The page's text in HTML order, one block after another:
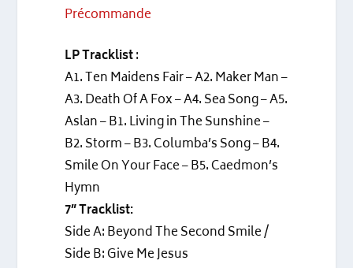
Précommande
LP Tracklist:
A1. Ten Maidens Fair – A2. Maker Man –
A3. Death Of A Fox – A4. Sea Song – A5.
Aslan – B1. Living in The Sunshine –
B2. Storm – B3. Columba’s Song – B4.
Smile On Your Face – B5. Caedmon’s
Hymn
7” Tracklist:
Side A: Beyond The Second Smile /
Side B: Give Me Jesus